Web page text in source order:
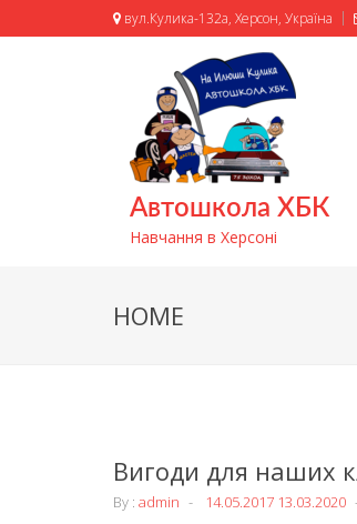
вул.Кулика-132а, Херсон, Україна
Автошкола ХБК
Навчання в Херсоні
HOME
Вигоди для наших
By : admin 14.05.2017 13.03.2020